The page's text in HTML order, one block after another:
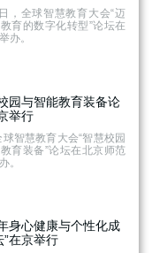
，全球智慧教育大会“迈
育的数字化转型”论坛在
办。
园与智能教育装备论
举行
智慧教育大会“智慧校园
育装备”论坛在北京师范
。
身心健康与个性化成
”在京举行